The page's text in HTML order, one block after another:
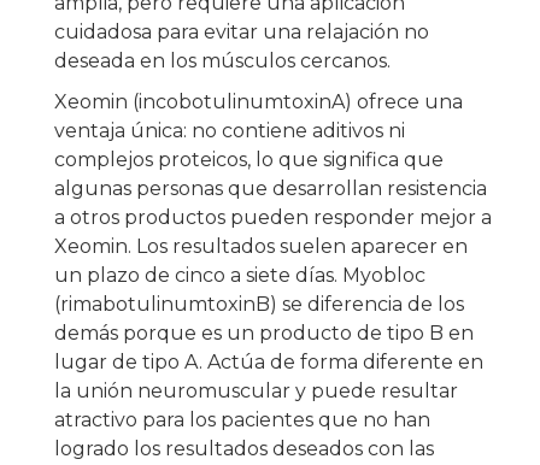
cuidadosa para evitar una relajación no
deseada en los músculos cercanos.
Xeomin (incobotulinumtoxinA) ofrece una
ventaja única: no contiene aditivos ni
complejos proteicos, lo que significa que
algunas personas que desarrollan resistencia
a otros productos pueden responder mejor a
Xeomin. Los resultados suelen aparecer en
un plazo de cinco a siete días. Myobloc
(rimabotulinumtoxinB) se diferencia de los
demás porque es un producto de tipo B en
lugar de tipo A. Actúa de forma diferente en
la unión neuromuscular y puede resultar
atractivo para los pacientes que no han
logrado los resultados deseados con las